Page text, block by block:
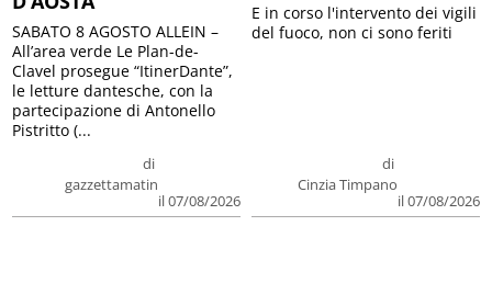
di
gazzettamatin
il 07/08/2026
SABATO 8 AGOSTO ALLEIN –
All’area verde Le Plan-de-
Clavel prosegue “ItinerDante”,
le letture dantesche, con la
partecipazione di Antonello
Pistritto (...
di
Cinzia Timpano
il 07/08/2026
E in corso l'intervento dei vigili
del fuoco, non ci sono feriti